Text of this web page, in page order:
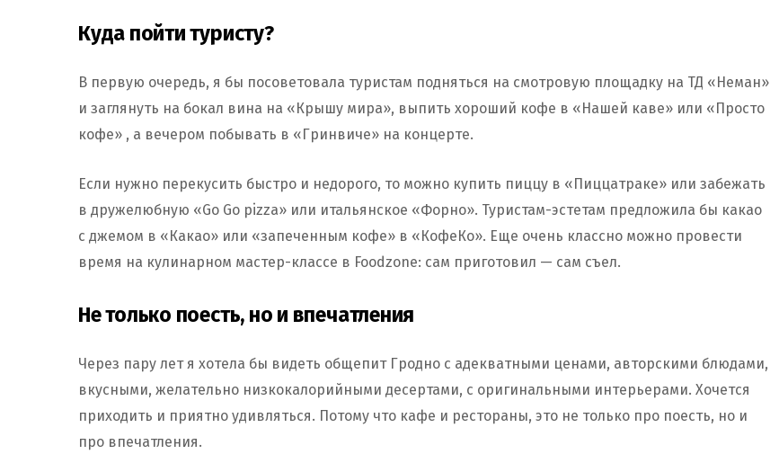
Куда пойти туристу?
В первую очередь, я бы посоветовала туристам подняться на смотровую площадку на ТД «Неман»
и заглянуть на бокал вина на «Крышу мира», выпить хороший кофе в «Нашей каве» или «Просто
кофе» , а вечером побывать в «Гринвиче» на концерте.
Если нужно перекусить быстро и недорого, то можно купить пиццу в «Пиццатраке» или забежать
в дружелюбную «Go Go pizza» или итальянское «Форно». Туристам-эстетам предложила бы какао
с джемом в «Какао» или «запеченным кофе» в «КофеКо». Еще очень классно можно провести
время на кулинарном мастер-классе в Foodzone: сам приготовил — сам съел.
Не только поесть, но и впечатления
Через пару лет я хотела бы видеть общепит Гродно с адекватными ценами, авторскими блюдами,
вкусными, желательно низкокалорийными десертами, с оригинальными интерьерами. Хочется
приходить и приятно удивляться. Потому что кафе и рестораны, это не только про поесть, но и
про впечатления.